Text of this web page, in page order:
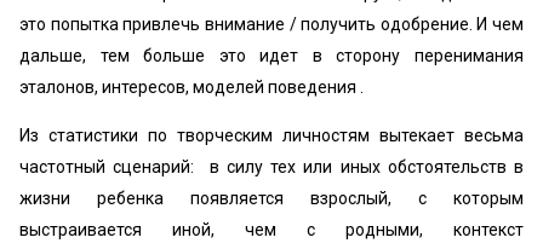
это попытка привлечь внимание / получить одобрение. И чем
дальше, тем больше это идет в сторону перенимания
эталонов, интересов, моделей поведения .
Из статистики по творческим личностям вытекает весьма
частотный сценарий: в силу тех или иных обстоятельств в
жизни ребенка появляется взрослый, с которым
выстраивается иной, чем с родными, контекст